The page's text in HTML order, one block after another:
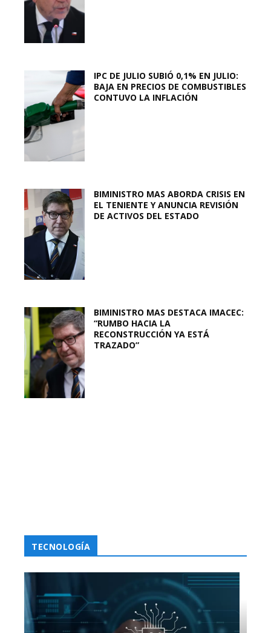
IPC DE JULIO SUBIÓ 0,1% EN JULIO:
BAJA EN PRECIOS DE COMBUSTIBLES
CONTUVO LA INFLACIÓN
BIMINISTRO MAS ABORDA CRISIS EN
EL TENIENTE Y ANUNCIA REVISIÓN
DE ACTIVOS DEL ESTADO
BIMINISTRO MAS DESTACA IMACEC:
“RUMBO HACIA LA
RECONSTRUCCIÓN YA ESTÁ
TRAZADO”
TECNOLOGÍA